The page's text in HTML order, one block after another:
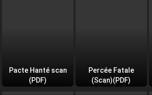
Pacte Hanté scan
(PDF)
Percée Fatale
(Scan)(PDF)